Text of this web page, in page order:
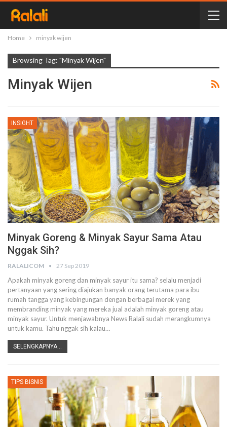
Home minyak wijen
Browsing Tag: "minyak Wijen"
Minyak Wijen
INSIGHT
Minyak Goreng & Minyak Sayur Sama Atau
Nggak Sih?
RALALICOM 27 Sep 2019
Apakah minyak goreng dan minyak sayur itu sama? selalu menjadi
pertanyaan yang sering diajukan banyak orang terutama para ibu
rumah tangga yang kebingungan dengan berbagai merek yang
membranding minyak yang mereka jual adalah minyak goreng atau
minyak sayur. Untuk menjawabnya News Ralali sudah merangkumnya
untuk kamu. Tahu nggak sih kalau…
SELENGKAPNYA...
TIPS BISNIS